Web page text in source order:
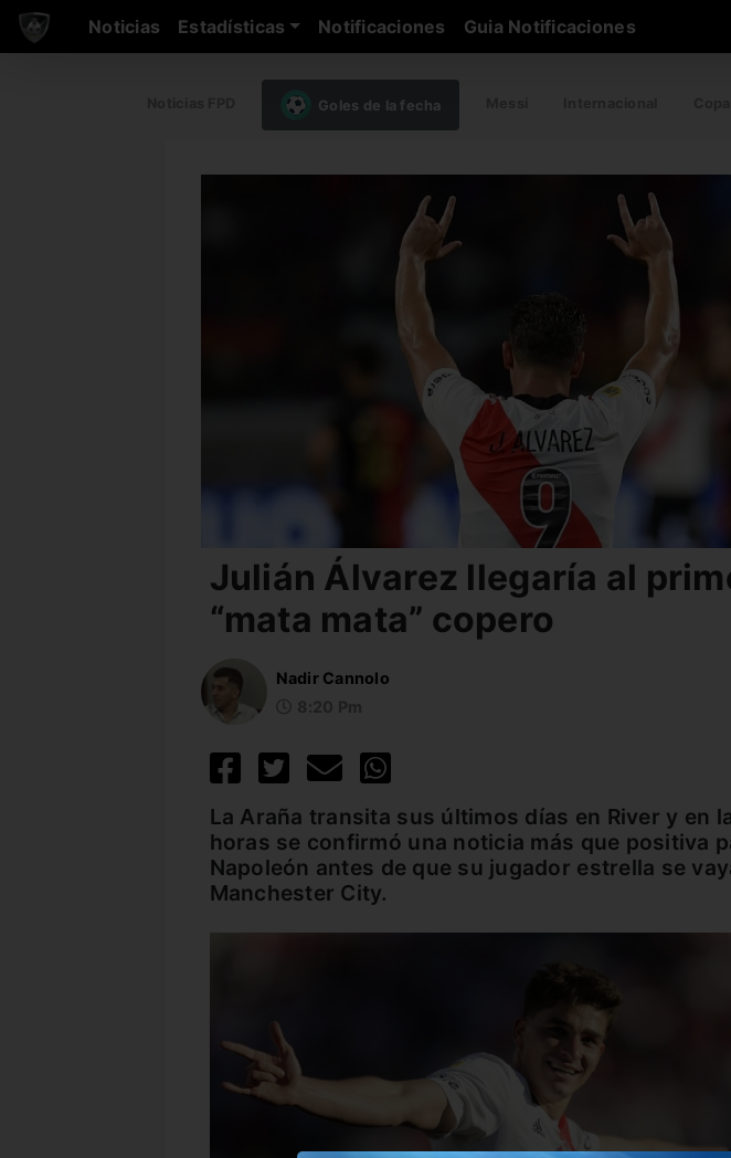
Noticias Estadísticas Notificaciones Guia Notificaciones
Goles de la fecha
Julián Álvarez llegaría al
“mata mata” copero
Nadir Cannolo
La Araña transita sus últimos días en River y en
horas se confirmó una noticia más que positiva
Napoleón antes de que su jugador estrella se
Manchester City.